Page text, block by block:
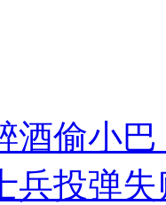
酒偷小
兵投弹